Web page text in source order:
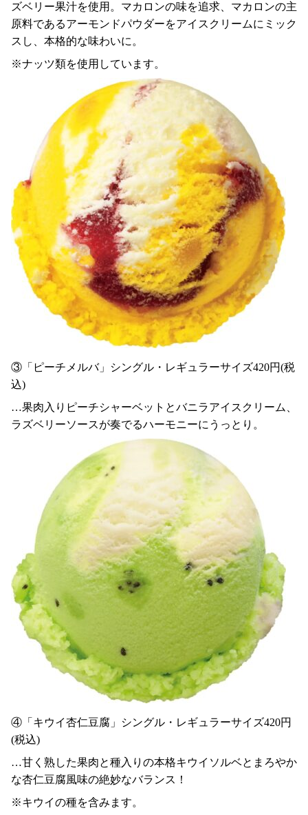
ズベリー果汁を使用。マカロンの味を追求、マカロンの主
原料であるアーモンドパウダーをアイスクリームにミック
スし、本格的な味わいに。
※ナッツ類を使用しています。
③「ピーチメルバ」シングル・レギュラーサイズ420円(税
込)
…果肉入りピーチシャーベットとバニラアイスクリーム、
ラズベリーソースが奏でるハーモニーにうっとり。
④「キウイ杏仁豆腐」シングル・レギュラーサイズ420円
(税込)
…甘く熟した果肉と種入りの本格キウイソルベとまろやか
な杏仁豆腐風味の絶妙なバランス！
※キウイの種を含みます。